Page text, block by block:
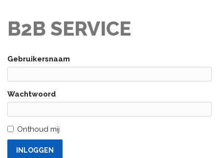
B2B SERVICE
Gebruikersnaam
Wachtwoord
Onthoud mij
INLOGGEN